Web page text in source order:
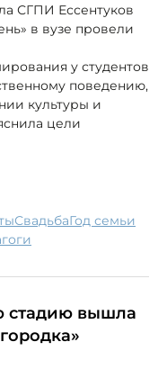
СГПИ Ессентуков
в вузе провели
у студентов
поведению,
культуры и
цели
свадьба Год семьи
стадию вышла